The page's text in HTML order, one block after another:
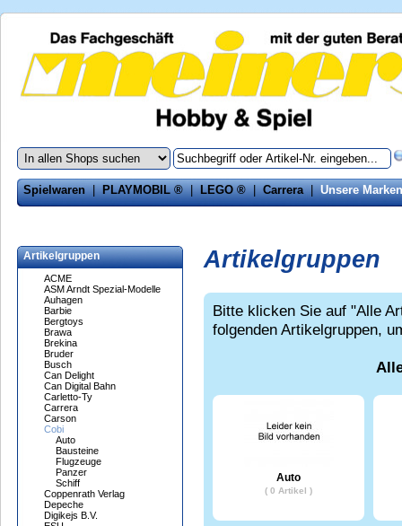
Spielwaren|PLAYMOBIL ®|LEGO ®|Carrera|Unsere Marken
Artikelgruppen
ACME
ASM Arndt Spezial-Modelle
Auhagen
Barbie
Bergtoys
Brawa
Brekina
Bruder
Busch
Can Delight
Can Digital Bahn
Carletto-Ty
Carrera
Carson
Cobi
Auto
Bausteine
Flugzeuge
Panzer
Schiff
Coppenrath Verlag
Depeche
Digikejs B.V.
Artikelgruppen
Bitte klicken Sie auf "Alle
folgenden Artikelgruppen,
Auto
( 0 Artikel )